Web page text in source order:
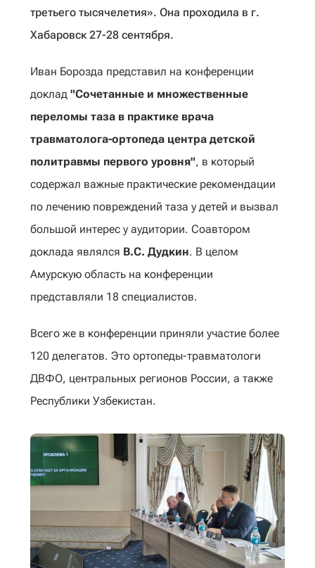
третьего тысячелетия». Она проходила в г.
Хабаровск 27-28 сентября.
Иван Борозда представил на конференции
доклад "Сочетанные и множественные
переломы таза в практике врача
травматолога-ортопеда центра детской
политравмы первого уровня", в который
содержал важные практические рекомендации
по лечению повреждений таза у детей и вызвал
большой интерес у аудитории. Соавтором
доклада являлся В.С. Дудкин. В целом
Амурскую область на конференции
представляли 18 специалистов.
Всего же в конференции приняли участие более
120 делегатов. Это ортопеды-травматологи
ДВФО, центральных регионов России, а также
Республики Узбекистан.